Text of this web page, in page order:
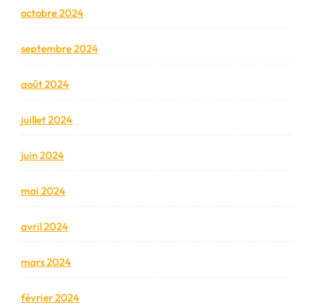
octobre 2024
septembre 2024
août 2024
juillet 2024
juin 2024
mai 2024
avril 2024
mars 2024
février 2024